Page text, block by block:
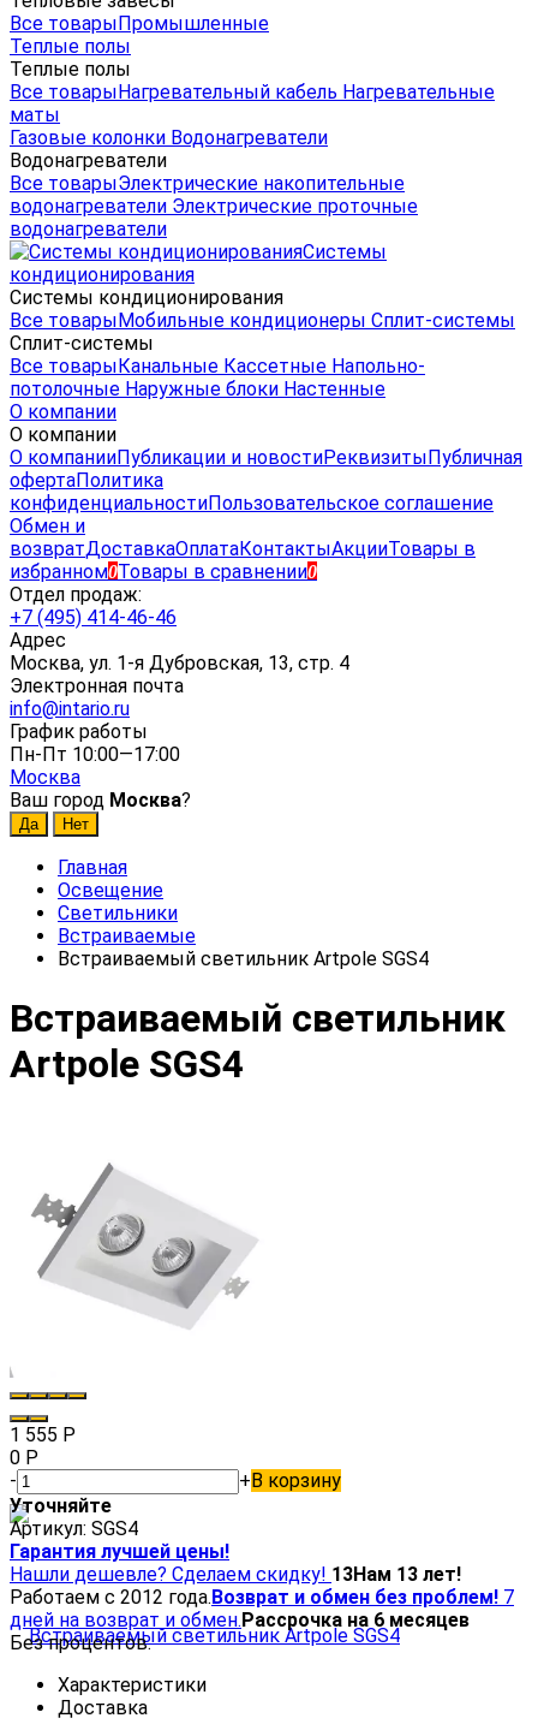
Все товарыПромышленные
Теплые полы
Теплые полы
Все товарыНагревательный кабель Нагревательные
маты
Газовые колонки Водонагреватели
Водонагреватели
Все товарыЭлектрические накопительные
водонагреватели Электрические проточные
водонагреватели
Системы
кондиционирования
Системы кондиционирования
Все товарыМобильные кондиционеры Сплит-системы
Сплит-системы
Все товарыКанальные Кассетные Напольно-
потолочные Наружные блоки Настенные
О компании
О компании
О компанииПубликации и новостиРеквизитыПубличная
офертаПолитика
конфиденциальностиПользовательское соглашение
Обмен и
возвратДоставкаОплатаКонтактыАкцииТовары в
избранном0Товары в сравнении0
Отдел продаж:
+7 (495) 414-46-46
Адрес
Москва, ул. 1-я Дубровская, 13, стр. 4
Электронная почта
info@intario.ru
График работы
Пн-Пт 10:00—17:00
Москва
Ваш город Москва?
Главная
Освещение
Светильники
Встраиваемые
Встраиваемый светильник Artpole SGS4
Встраиваемый светильник
Artpole SGS4
1 555 Р
0 Р
-
+В корзину
Уточняйте
Артикул: SGS4
Гарантия лучшей цены!
Нашли дешевле? Сделаем скидку! 13Нам 13 лет!
Работаем с 2012 года.Возврат и обмен без проблем! 7
дней на возврат и обмен.Рассрочка на 6 месяцев
Без процентов.
Характеристики
Доставка